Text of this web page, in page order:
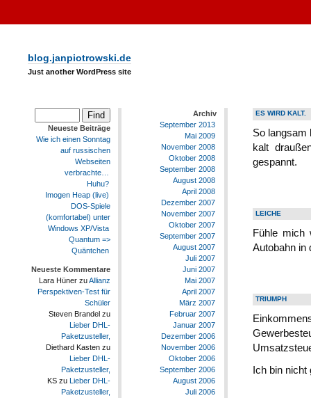
blog.janpiotrowski.de
Just another WordPress site
Neueste Beiträge
Wie ich einen Sonntag
auf russischen
Webseiten
verbrachte…
Huhu?
Imogen Heap (live)
DOS-Spiele
(komfortabel) unter
Windows XP/Vista
Quantum =>
Quäntchen
Neueste Kommentare
Lara HünerzuAllianz
Perspektiven-Test für
Schüler
Steven Brandel zu
Lieber DHL-
Paketzusteller,
Diethard Kastenzu
Lieber DHL-
Paketzusteller,
KSzu Lieber DHL-
Paketzusteller,
Archiv
September 2013
Mai 2009
November 2008
Oktober 2008
September 2008
August 2008
April 2008
Dezember 2007
November 2007
Oktober 2007
September 2007
August 2007
Juli 2007
Juni 2007
Mai 2007
April 2007
März 2007
Februar 2007
Januar 2007
Dezember 2006
November 2006
Oktober 2006
September 2006
August 2006
Juli 2006
ES WIRD KALT.
So langsam
kalt
gespannt.
LEICHE
Fühle mich
Autobahn in
TRIUMPH
Ich bin